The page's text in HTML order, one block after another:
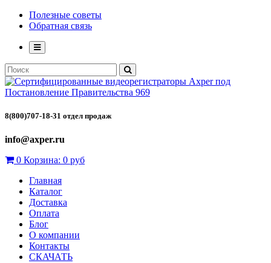
Полезные советы
Обратная связь
8(800)707-18-31 отдел продаж
info@axper.ru
0 Корзина: 0 руб
Главная
Каталог
Доставка
Оплата
Блог
О компании
Контакты
СКАЧАТЬ